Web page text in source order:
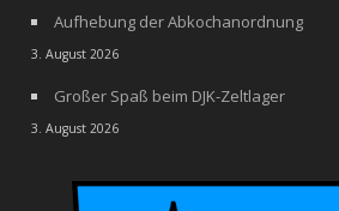
Aufhebung der Abkochanordnung
3. August 2026
Großer Spaß beim DJK-Zeltlager
3. August 2026